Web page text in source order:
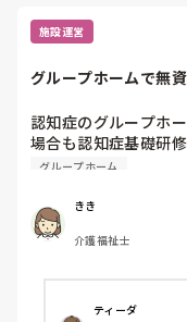
施設運営
グループホームで無
認知症のグループホ
場合も認知症基礎研
無資格でも大丈夫でし
グループホーム
きき
介護福祉士
ティーダ